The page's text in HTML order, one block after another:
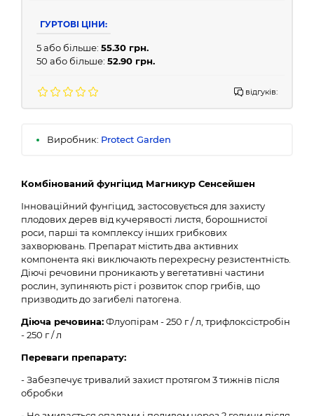
ГУРТОВІ ЦІНИ:
5 або більше: 55.30 грн.
50 або більше: 52.90 грн.
відгуків:
Виробник: Protect Garden
Комбінований фунгіцид Магникур Сенсейшен
Інноваційний фунгіцид, застосовується для захисту
плодових дерев від кучерявості листя, борошнистої
роси, парші та комплексу інших грибкових
захворювань. Препарат містить два активних
компонента які виключають перехресну резистентність.
Діючі речовини проникають у вегетативні частини
рослин, зупиняють ріст і розвиток спор грибів, що
призводить до загибелі патогена.
Діюча речовина:Флуопірам - 250 г / л, трифлоксістробін
- 250 г / л
Переваги препарату:
- Забезпечує тривалий захист протягом 3 тижнів після
обробки